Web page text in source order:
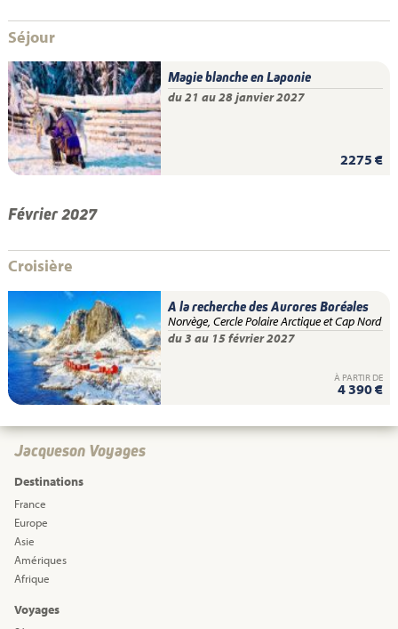
Séjour
Magie blanche en Laponie
du 21 au 28 janvier 2027
2275 €
Février 2027
Croisière
A la recherche des Aurores Boréales
Norvège, Cercle Polaire Arctique et Cap Nord
du 3 au 15 février 2027
À PARTIR DE
4 390 €
Jacqueson Voyages
Destinations
France
Europe
Asie
Amériques
Afrique
Voyages